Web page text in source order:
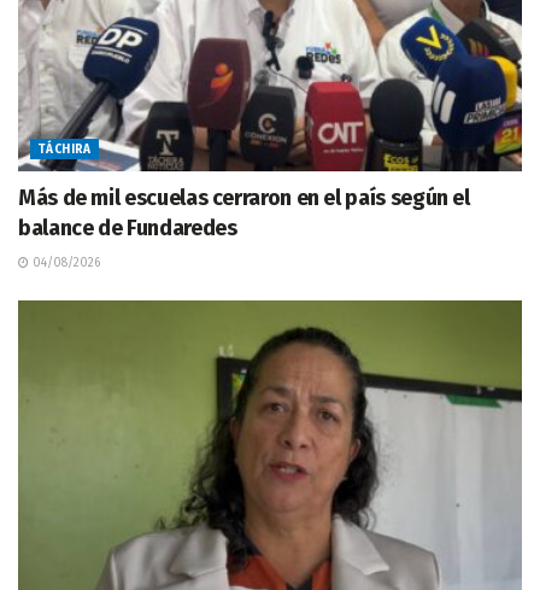
TÁCHIRA
Más de mil escuelas cerraron en el país según el
balance de Fundaredes
04/08/2026